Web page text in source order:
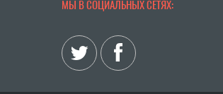
МЫ В СОЦИАЛЬНЫХ СЕТЯХ: